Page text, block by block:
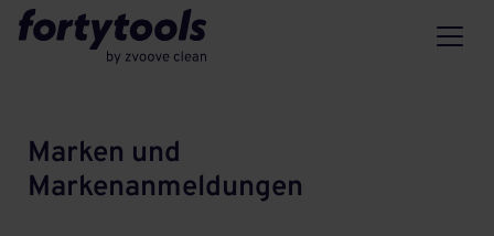
Marken und
Markenanmeldungen